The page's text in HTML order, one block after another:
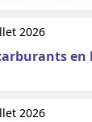
2026
en
2026